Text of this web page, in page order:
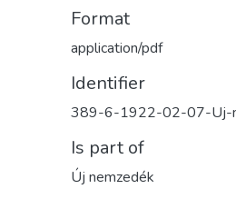
Format
application/pdf
Identifier
389-6-1922-02-07-Uj-
Is part of
Új nemzedék